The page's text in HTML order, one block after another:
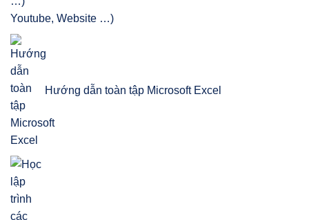
Youtube, Website …)
Hướng dẫn toàn tập Microsoft Excel